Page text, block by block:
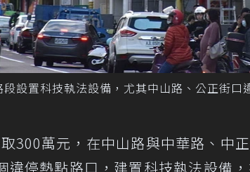
設置科技執法設備，尤其中山路、公正街口
300萬元，在中山路與中華路、中
違停熱點路口，建置科技執法設備